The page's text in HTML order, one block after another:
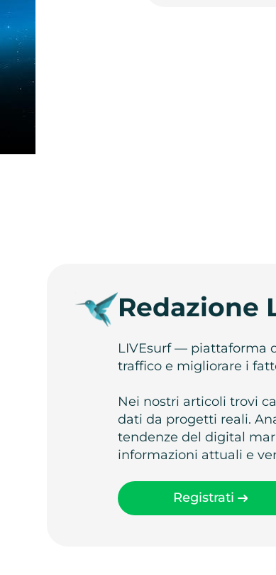
Redazione
LIVEsurf — piattaforma
traffico e migliorare i
Nei nostri articoli trovi
dati da progetti reali.
tendenze del digital
informazioni attuali e
Registrati